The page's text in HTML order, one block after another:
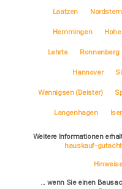
Laatzen
Hemmingen
Lehrte Ronnenberg
Hannover
Wennigsen (Deister)
Langenhagen
Weitere Informationen
hauskauf-
... wenn Sie einen